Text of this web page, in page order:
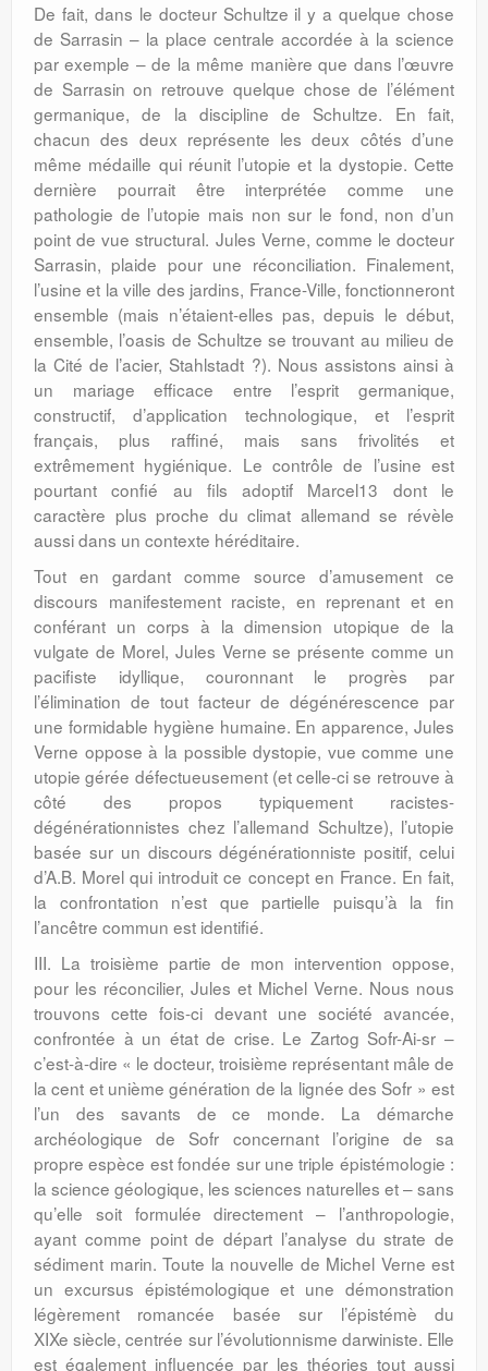
De fait, dans le docteur Schultze il y a quelque chose
de Sarrasin – la place centrale accordée à la science
par exemple – de la même manière que dans l’œuvre
de Sarrasin on retrouve quelque chose de l’élément
germanique, de la discipline de Schultze. En fait,
chacun des deux représente les deux côtés d’une
même médaille qui réunit l’utopie et la dystopie. Cette
dernière pourrait être interprétée comme une
pathologie de l’utopie mais non sur le fond, non d’un
point de vue structural. Jules Verne, comme le docteur
Sarrasin, plaide pour une réconciliation. Finalement,
l’usine et la ville des jardins, France-Ville, fonctionneront
ensemble (mais n’étaient-elles pas, depuis le début,
ensemble, l’oasis de Schultze se trouvant au milieu de
la Cité de l’acier, Stahlstadt ?). Nous assistons ainsi à
un mariage efficace entre l’esprit germanique,
constructif, d’application technologique, et l’esprit
français, plus raffiné, mais sans frivolités et
extrêmement hygiénique. Le contrôle de l’usine est
pourtant confié au fils adoptif Marcel13 dont le
caractère plus proche du climat allemand se révèle
aussi dans un contexte héréditaire.
Tout en gardant comme source d’amusement ce
discours manifestement raciste, en reprenant et en
conférant un corps à la dimension utopique de la
vulgate de Morel, Jules Verne se présente comme un
pacifiste idyllique, couronnant le progrès par
l’élimination de tout facteur de dégénérescence par
une formidable hygiène humaine. En apparence, Jules
Verne oppose à la possible dystopie, vue comme une
utopie gérée défectueusement (et celle-ci se retrouve à
côté des propos typiquement racistes-
dégénérationnistes chez l’allemand Schultze), l’utopie
basée sur un discours dégénérationniste positif, celui
d’A.B. Morel qui introduit ce concept en France. En fait,
la confrontation n’est que partielle puisqu’à la fin
l’ancêtre commun est identifié.
III. La troisième partie de mon intervention oppose,
pour les réconcilier, Jules et Michel Verne. Nous nous
trouvons cette fois-ci devant une société avancée,
confrontée à un état de crise. Le Zartog Sofr-Ai-sr –
c’est-à-dire « le docteur, troisième représentant mâle de
la cent et unième génération de la lignée des Sofr » est
l’un des savants de ce monde. La démarche
archéologique de Sofr concernant l’origine de sa
propre espèce est fondée sur une triple épistémologie :
la science géologique, les sciences naturelles et – sans
qu’elle soit formulée directement – l’anthropologie,
ayant comme point de départ l’analyse du strate de
sédiment marin. Toute la nouvelle de Michel Verne est
un excursus épistémologique et une démonstration
légèrement romancée basée sur l’épistémè du
XIXe siècle, centrée sur l’évolutionnisme darwiniste. Elle
est également influencée par les théories tout aussi